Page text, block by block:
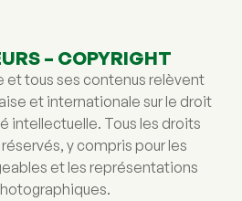
– COPYRIGHT
et tous ses contenus relèvent
et internationale sur le droit
intellectuelle. Tous les droits
y compris pour les
et les représentations